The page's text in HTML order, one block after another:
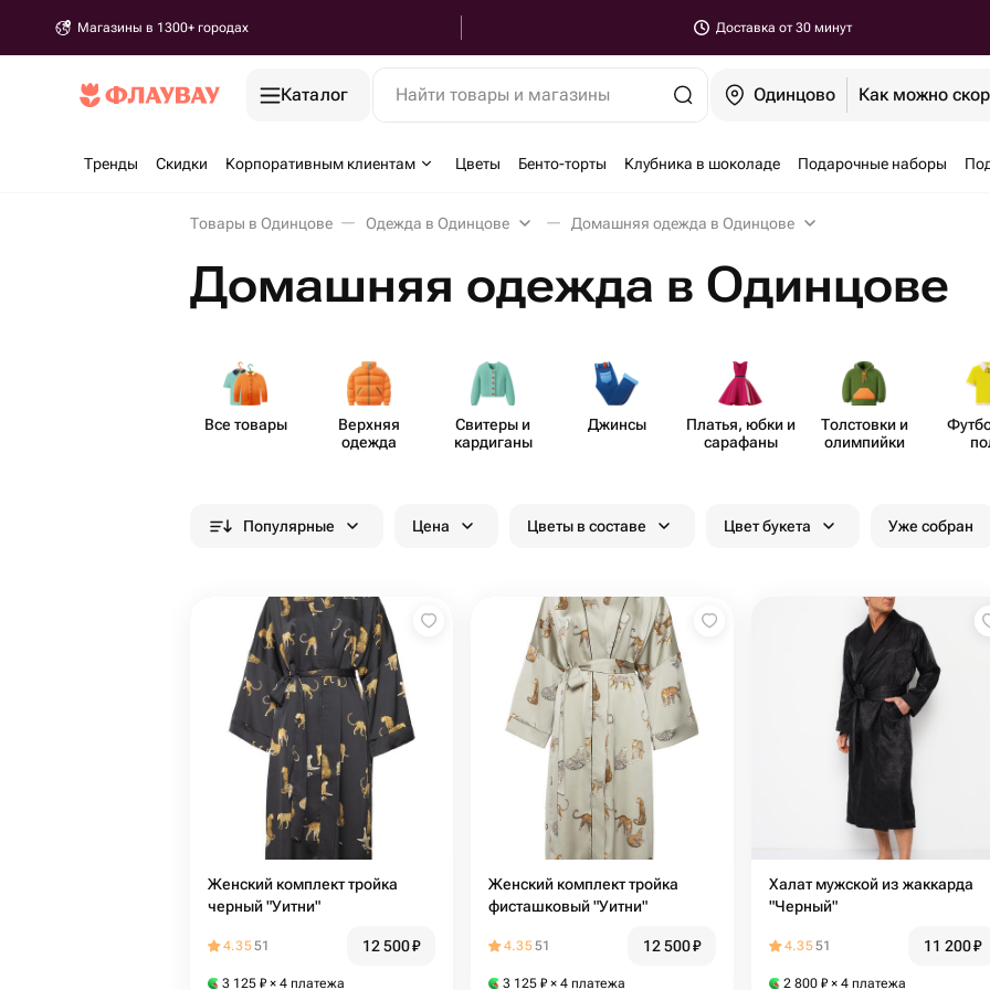
Магазины в 1300+ городах Доставка от 30 минут
Каталог Найти товары и магазины Одинцово Как можно
Тренды Скидки Корпоративным клиентам Цветы Бенто-торты Клубника в шоколаде Подарочные наборы
Товары в Одинцове Одежда в Одинцове Домашняя одежда в Одинцове
Домашняя одежда в Одинцове
Все товары
Верхняя
одежда
Свитеры и
кардиганы
Джинсы
Платья, юбки и
сарафаны
Толстовки и
олимпийки
Популярные Цена Цветы в составе Цвет букета Уже собран
Женский комплект тройка
черный "Уитни"
4.3551 12 500₽
3 125 ₽ × 4 платежа
Женский комплект тройка
фисташковый "Уитни"
4.3551 12 500₽
3 125 ₽ × 4 платежа
Халат мужской из жаккарда
"Черный"
4.3551 11 200₽
2 800 ₽ × 4 платежа